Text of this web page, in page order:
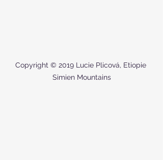
Copyright © 2019 Lucie Plicová, Etiopie
Simien Mountains